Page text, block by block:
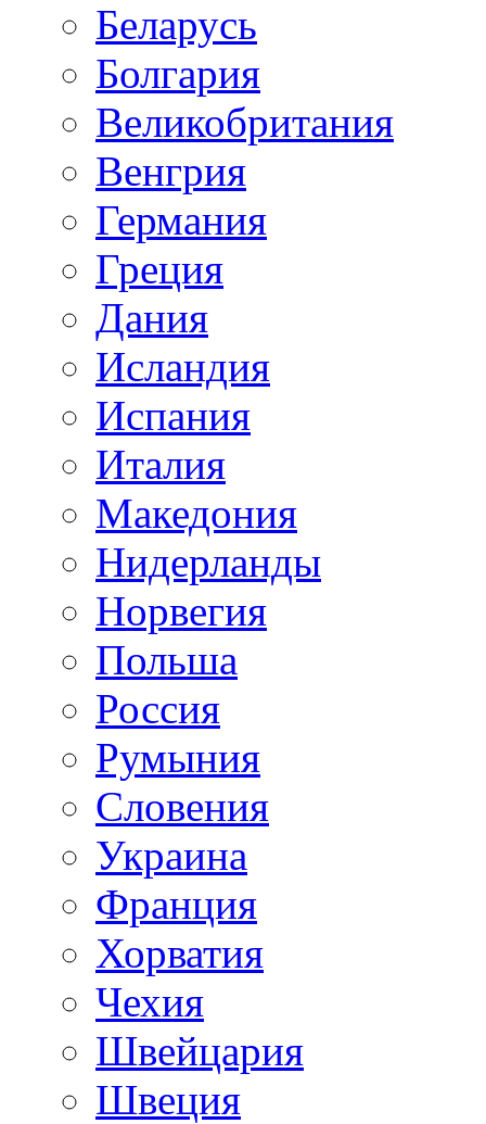
Беларусь
Болгария
Великобритания
Венгрия
Германия
Греция
Дания
Исландия
Испания
Италия
Македония
Нидерланды
Норвегия
Польша
Россия
Румыния
Словения
Украина
Франция
Хорватия
Чехия
Швейцария
Швеция